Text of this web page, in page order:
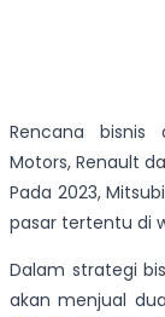
Rencana bisnis
Motors, Renault
Pada 2023,
pasar tertentu di
Dalam strategi
akan menjual